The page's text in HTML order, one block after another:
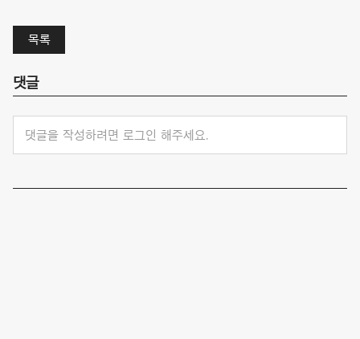
목록
댓글
댓글을 작성하려면 로그인 해주세요.